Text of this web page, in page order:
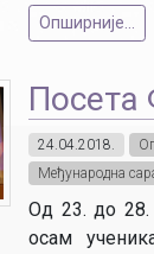
Опширније...
Посета
24.04.2018.
Међународна
Од 23. до 28.
осам